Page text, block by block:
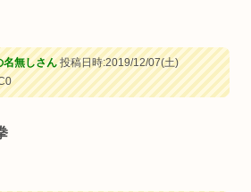
名無しさん投稿日時:2019/12/07(土)